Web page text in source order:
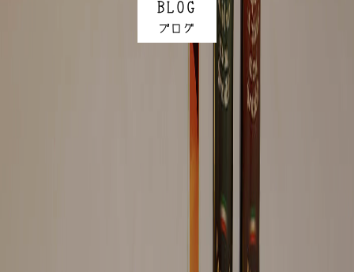
BLOG
ブログ